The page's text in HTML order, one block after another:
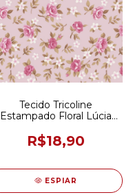
Tecido Tricoline
Estampado Floral Lúcia
R$18,90
ESPIAR